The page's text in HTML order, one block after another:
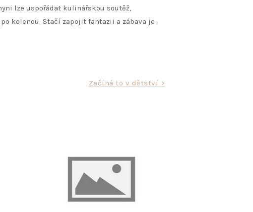
lze uspořádat kulinářskou soutěž,
kolenou. Stačí zapojit fantazii a zábava je
Začíná to v dětství >